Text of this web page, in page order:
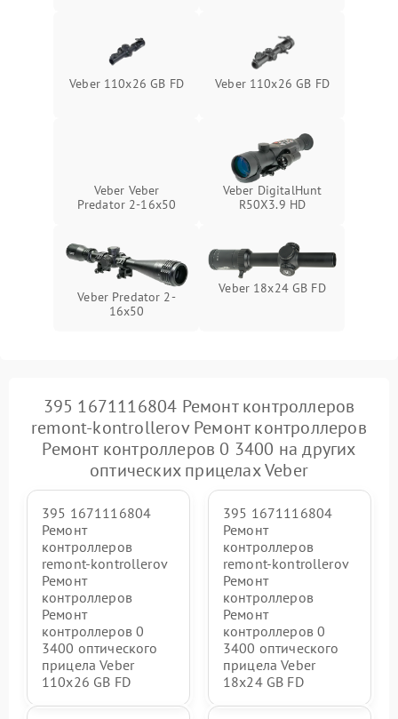
Veber 110x26 GB FD Veber 110х26 GB FD
Veber Veber
Predator 2-16x50
Veber DigitalHunt
R50X3.9 HD
Veber Predator 2-
16x50
Veber 18x24 GB FD
395 1671116804 Ремонт контроллеров
remont-kontrollerov Ремонт контроллеров
Ремонт контроллеров 0 3400 на других
оптических прицелах Veber
395 1671116804
Ремонт
контроллеров
remont-kontrollerov
Ремонт
контроллеров
Ремонт
контроллеров 0
3400 оптического
прицела Veber
110x26 GB FD
395 1671116804
Ремонт
контроллеров
remont-kontrollerov
Ремонт
контроллеров
Ремонт
контроллеров 0
3400 оптического
прицела Veber
18x24 GB FD